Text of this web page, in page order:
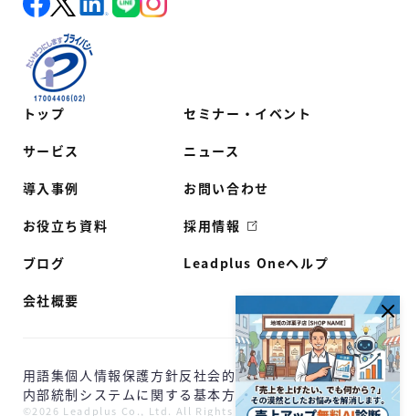
トップ
サービス
導入事例
お役立ち資料
ブログ
会社概要
セミナー・イベント
ニュース
お問い合わせ
採用情報
Leadplus Oneヘルプ
©2026 Leadplus Co., Ltd. All Rights Reserved.
用語集個人情報保護方針反社会的勢力に対する基本方針
内部統制システムに関する基本方針